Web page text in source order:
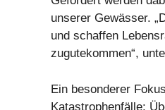
unserer Gewässer.
und schaffen
zugutekommen“,
Ein besonderer
Katastrophenfälle: